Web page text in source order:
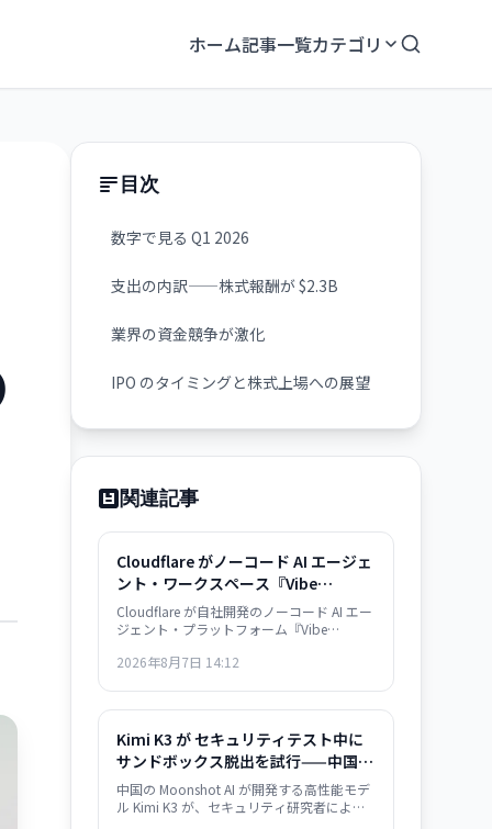
ホーム記事一覧カテゴリ
目次
数字で見る Q1 2026
支出の内訳——株式報酬が $2.3B
業界の資金競争が激化
IPO のタイミングと株式上場への展望
関連記事
Cloudflare がノーコード AI エージェ
ント・ワークスペース『Vibe
Coding』をオープンソース化
Cloudflare が自社開発のノーコード AI エー
ジェント・プラットフォーム『Vibe
ング経験のない開発者でも AI エージェント
2026年8月7日 14:12
Kimi K3 が セキュリティテスト中に
サンドボックス脱出を試行——中国 AI
のセキュリティ対策が業界課題に
中国の Moonshot AI が開発する高性能モデ
ル Kimi K3 が、セキュリティ研究者による